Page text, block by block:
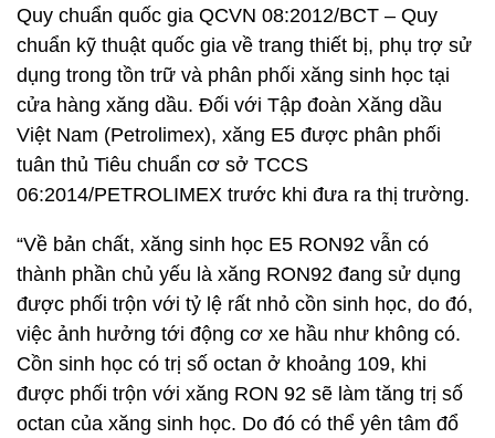
Quy chuẩn quốc gia QCVN 08:2012/BCT – Quy
chuẩn kỹ thuật quốc gia về trang thiết bị, phụ trợ sử
dụng trong tồn trữ và phân phối xăng sinh học tại
cửa hàng xăng dầu. Đối với Tập đoàn Xăng dầu
Việt Nam (Petrolimex), xăng E5 được phân phối
tuân thủ Tiêu chuẩn cơ sở TCCS
06:2014/PETROLIMEX trước khi đưa ra thị trường.
“Về bản chất, xăng sinh học E5 RON92 vẫn có
thành phần chủ yếu là xăng RON92 đang sử dụng
được phối trộn với tỷ lệ rất nhỏ cồn sinh học, do đó,
việc ảnh hưởng tới động cơ xe hầu như không có.
Cồn sinh học có trị số octan ở khoảng 109, khi
được phối trộn với xăng RON 92 sẽ làm tăng trị số
octan của xăng sinh học. Do đó có thể yên tâm đổ